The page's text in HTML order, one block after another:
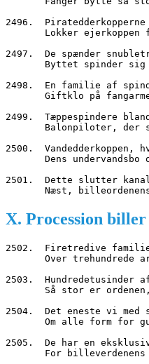
2496.
Lokker
2497.  De spænder
Byttet
2498.  En familie af
Giftklo på
2499.  Tæppespindere
Balonpiloter,
2500.
Dens
2501.  Dette slutter
Næst,
X. Procession biller
2502.  Firetredive
Over
2503.  Hundredetusinder
Så stor er
2504.  Det eneste vi med
Om alle form
2505.  De har en
For